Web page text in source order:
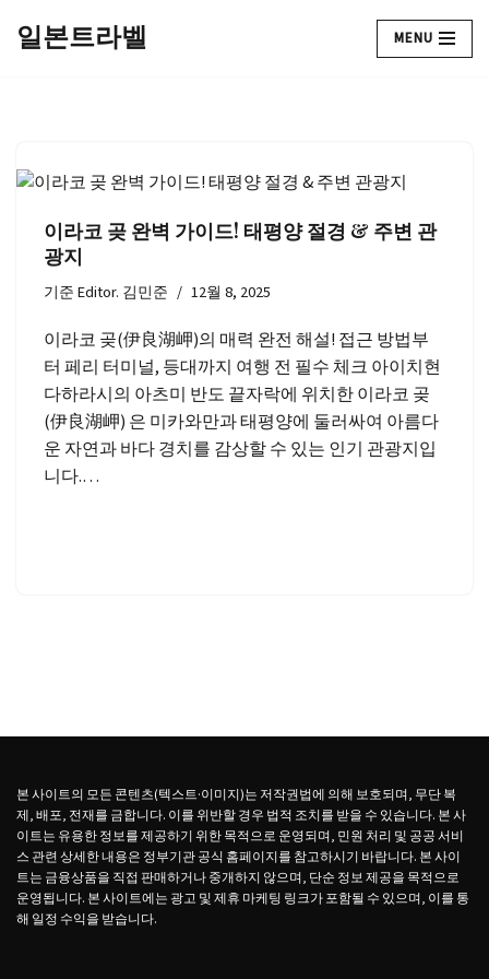
건
일본트라벨 MENU
이라코 곶 완벽 가이드! 태평양 절경 & 주변 관
광지
기준Editor. 김민준 12월 8, 2025
이라코 곶(伊良湖岬)의 매력 완전 해설! 접근 방법부
터 페리 터미널, 등대까지 여행 전 필수 체크 아이치현
다하라시의 아츠미 반도 끝자락에 위치한 이라코 곶
(伊良湖岬) 은 미카와만과 태평양에 둘러싸여 아름다
운 자연과 바다 경치를 감상할 수 있는 인기 관광지입
니다.…
본 사이트의 모든 콘텐츠(텍스트·이미지)는 저작권법에 의해 보호되며, 무단 복
제, 배포, 전재를 금합니다. 이를 위반할 경우 법적 조치를 받을 수 있습니다. 본 사
이트는 유용한 정보를 제공하기 위한 목적으로 운영되며, 민원 처리 및 공공 서비
스 관련 상세한 내용은 정부기관 공식 홈페이지를 참고하시기 바랍니다. 본 사이
트는 금융상품을 직접 판매하거나 중개하지 않으며, 단순 정보 제공을 목적으로
운영됩니다. 본 사이트에는 광고 및 제휴 마케팅 링크가 포함될 수 있으며, 이를 통
해 일정 수익을 받습니다.